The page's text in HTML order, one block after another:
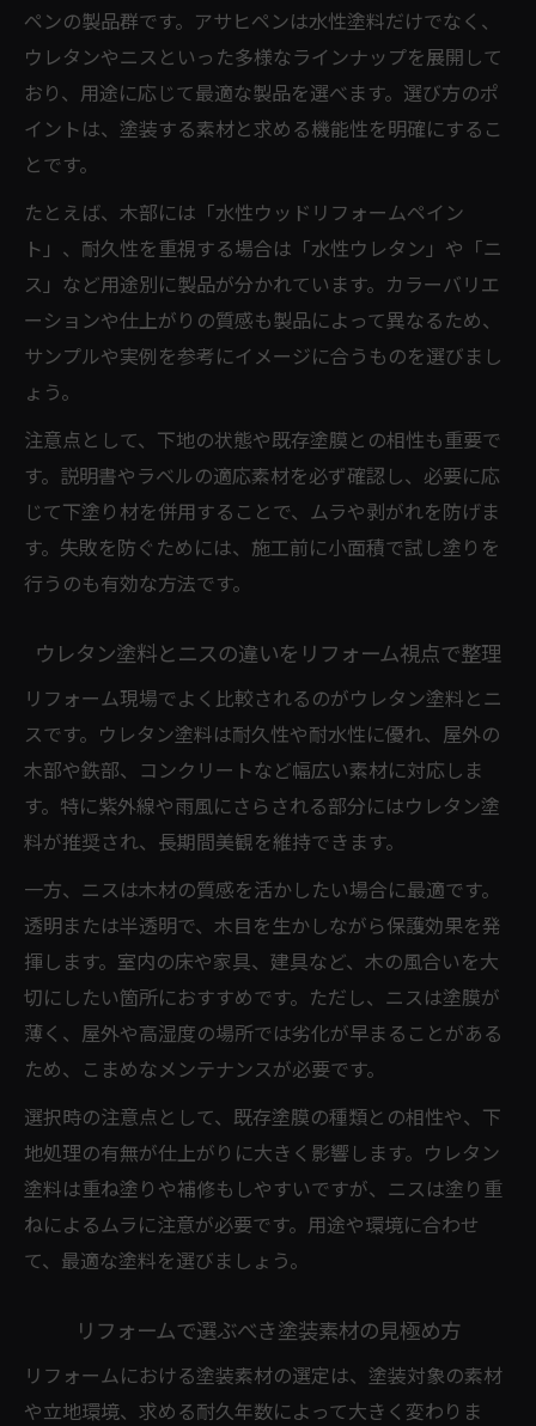
ペンの製品群です。アサヒペンは水性塗料だけでなく、
ウレタンやニスといった多様なラインナップを展開して
おり、用途に応じて最適な製品を選べます。選び方のポ
イントは、塗装する素材と求める機能性を明確にするこ
とです。
たとえば、木部には「水性ウッドリフォームペイン
ト」、耐久性を重視する場合は「水性ウレタン」や「ニ
ス」など用途別に製品が分かれています。カラーバリエ
ーションや仕上がりの質感も製品によって異なるため、
サンプルや実例を参考にイメージに合うものを選びまし
ょう。
注意点として、下地の状態や既存塗膜との相性も重要で
す。説明書やラベルの適応素材を必ず確認し、必要に応
じて下塗り材を併用することで、ムラや剥がれを防げま
す。失敗を防ぐためには、施工前に小面積で試し塗りを
行うのも有効な方法です。
ウレタン塗料とニスの違いをリフォーム視点で整理
リフォーム現場でよく比較されるのがウレタン塗料とニ
スです。ウレタン塗料は耐久性や耐水性に優れ、屋外の
木部や鉄部、コンクリートなど幅広い素材に対応しま
す。特に紫外線や雨風にさらされる部分にはウレタン塗
料が推奨され、長期間美観を維持できます。
一方、ニスは木材の質感を活かしたい場合に最適です。
透明または半透明で、木目を生かしながら保護効果を発
揮します。室内の床や家具、建具など、木の風合いを大
切にしたい箇所におすすめです。ただし、ニスは塗膜が
薄く、屋外や高湿度の場所では劣化が早まることがある
ため、こまめなメンテナンスが必要です。
選択時の注意点として、既存塗膜の種類との相性や、下
地処理の有無が仕上がりに大きく影響します。ウレタン
塗料は重ね塗りや補修もしやすいですが、ニスは塗り重
ねによるムラに注意が必要です。用途や環境に合わせ
て、最適な塗料を選びましょう。
リフォームで選ぶべき塗装素材の見極め方
リフォームにおける塗装素材の選定は、塗装対象の素材
や立地環境、求める耐久年数によって大きく変わりま